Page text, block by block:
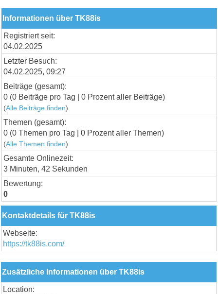
Informationen über TK88is
Registriert seit:
04.02.2025
Letzter Besuch:
04.02.2025, 09:27
Beiträge (gesamt):
0 (0 Beiträge pro Tag | 0 Prozent aller Beiträge)
(Alle Beiträge finden)
Themen (gesamt):
0 (0 Themen pro Tag | 0 Prozent aller Themen)
(Alle Themen finden)
Gesamte Onlinezeit:
3 Minuten, 42 Sekunden
Bewertung:
0
Kontaktdetails für TK88is
Webseite:
https://tk88is.com/
Zusätzliche Informationen über TK88is
Location: